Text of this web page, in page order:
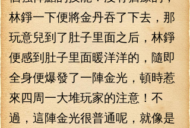
林錚一下便將金丹吞了下去，那
玩意兒到了肚子里面之后，林錚
便感到肚子里面暖洋洋的，隨即
全身便爆發了一陣金光，頓時惹
來四周一大堆玩家的注意！不
過，這陣金光很普通呢，就像是